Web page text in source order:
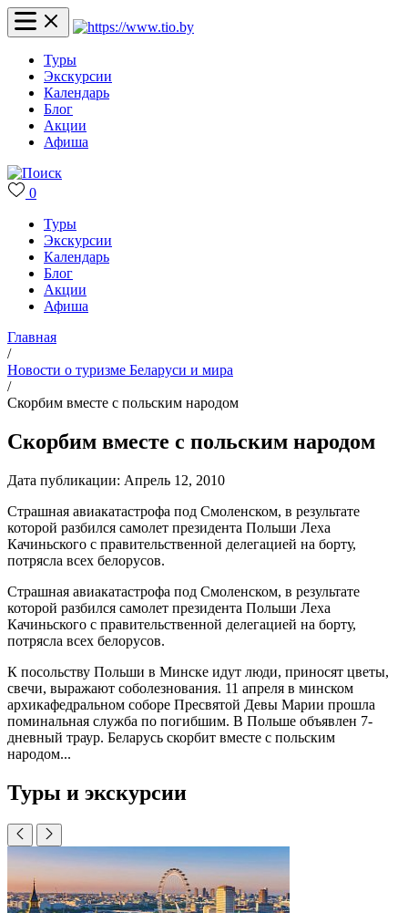
Туры
Экскурсии
Календарь
Блог
Акции
Афиша
0
Туры
Экскурсии
Календарь
Блог
Акции
Афиша
Главная
/
Новости о туризме Беларуси и мира
/
Скорбим вместе с польским народом
Скорбим вместе с польским народом
Дата публикации: Апрель 12, 2010
Страшная авиакатастрофа под Смоленском, в результате
которой разбился самолет президента Польши Леха
Качиньского с правительственной делегацией на борту,
потрясла всех белорусов.
Страшная авиакатастрофа под Смоленском, в результате
которой разбился самолет президента Польши Леха
Качиньского с правительственной делегацией на борту,
потрясла всех белорусов.
К посольству Польши в Минске идут люди, приносят цветы,
свечи, выражают соболезнования. 11 апреля в минском
архикафедральном соборе Пресвятой Девы Марии прошла
поминальная служба по погибшим. В Польше объявлен 7-
дневный траур. Беларусь скорбит вместе с польским
народом...
Туры и экскурсии